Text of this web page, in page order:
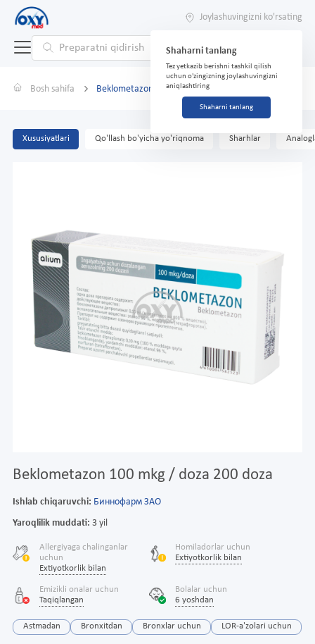
Joylashuvingizni ko'rsating
Shaharni tanlang
Tez yetkazib berishni tashkil qilish
uchun o'zingizning joylashuvingizni
aniqlashtiring
Shaharni tanlang
Bosh sahifa Beklometazon 100 mkg / doza 200 doza
Xususiyatlari Qo'llash bo'yicha yo'riqnoma Sharhlar
Beklometazon 100 mkg / doza 200 doza
Ishlab chiqaruvchi: Биннофарм ЗАО
Yaroqlilik muddati: 3 yil
Allergiyaga chalinganlar
uchun
Extiyotkorlik bilan
Homiladorlar uchun
Extiyotkorlik bilan
Emizikli onalar uchun
Taqiqlangan
Bolalar uchun
6 yoshdan
Astmadan Bronxitdan Bronxlar uchun LOR-a'zolari uchun